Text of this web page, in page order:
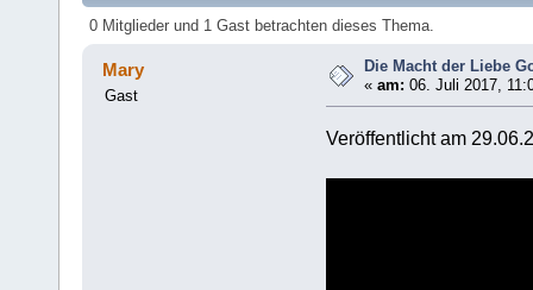
0 Mitglieder und 1 Gast betrachten dieses Thema.
Mary
Gast
Die Macht der Liebe
«am: 06. Juli 2017,
Veröffentlicht am